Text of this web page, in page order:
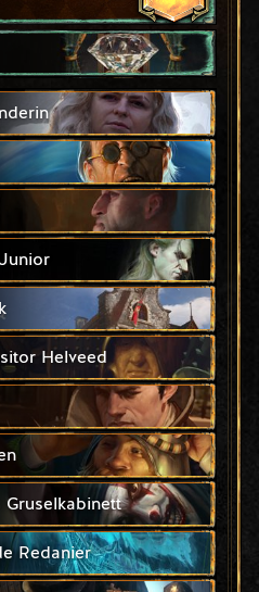
Helveed
Gruselkabinett
Redanier